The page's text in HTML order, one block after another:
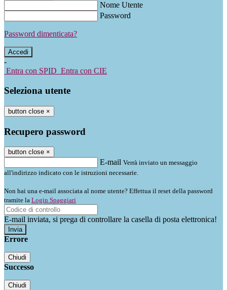
Nome Utente
Password
Password dimenticata?
-
Entra con SPID Entra con CIE
Seleziona utente
button close ×
Recupero password
button close ×
E-mail Verrà inviato un messaggio
all'indirizzo indicato con le istruzioni necessarie.
Non hai una e-mail associata al nome utente? Effettua il reset della password
tramite la Login Spaggiari
E-mail inviata, si prega di controllare la casella di posta elettronica!
Errore
Chiudi
Successo
Chiudi